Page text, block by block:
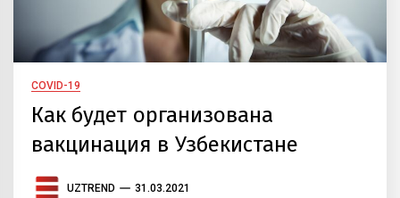
COVID-19
Как будет организована
вакцинация в Узбекистане
UZTREND 31.03.2021